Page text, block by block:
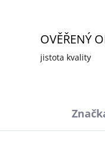
OVĚŘENÝ
jistota kvality